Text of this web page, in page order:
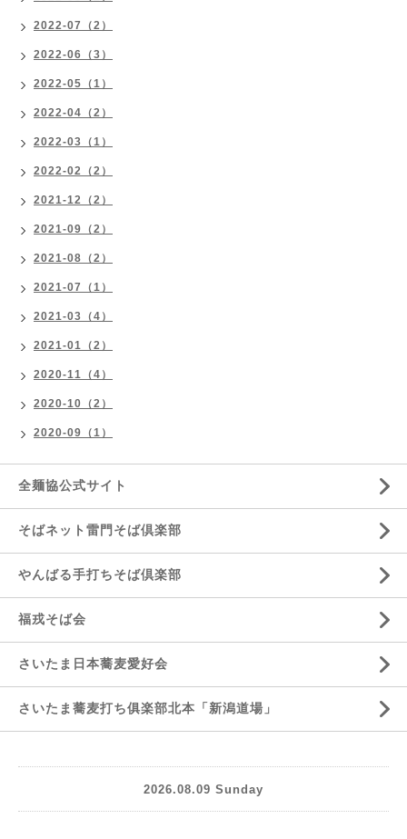
2022-07（2）
2022-06（3）
2022-05（1）
2022-04（2）
2022-03（1）
2022-02（2）
2021-12（2）
2021-09（2）
2021-08（2）
2021-07（1）
2021-03（4）
2021-01（2）
2020-11（4）
2020-10（2）
2020-09（1）
全麺協公式サイト
そばネット雷門そば倶楽部
やんばる手打ちそば倶楽部
福戎そば会
さいたま日本蕎麦愛好会
さいたま蕎麦打ち俱楽部北本「新潟道場」
2026.08.09 Sunday